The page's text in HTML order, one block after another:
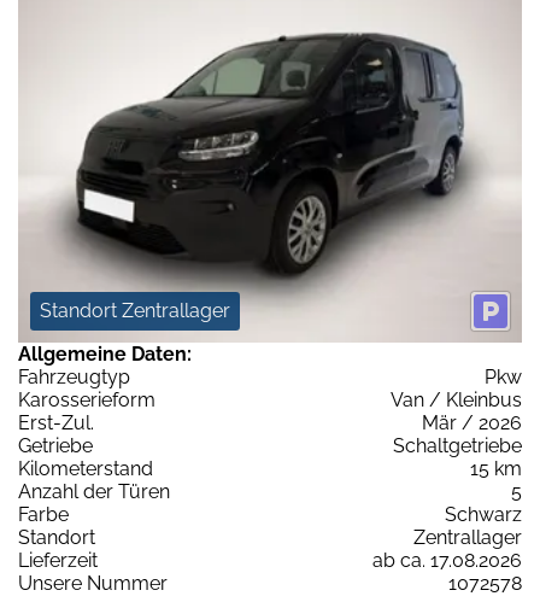
Standort Zentrallager
Allgemeine Daten:
Fahrzeugtyp
Pkw
Karosserieform
Van / Kleinbus
Erst-Zul.
Mär / 2026
Getriebe
Schaltgetriebe
Kilometerstand
15 km
Anzahl der Türen
5
Farbe
Schwarz
Standort
Zentrallager
Lieferzeit
ab ca. 17.08.2026
Unsere Nummer
1072578